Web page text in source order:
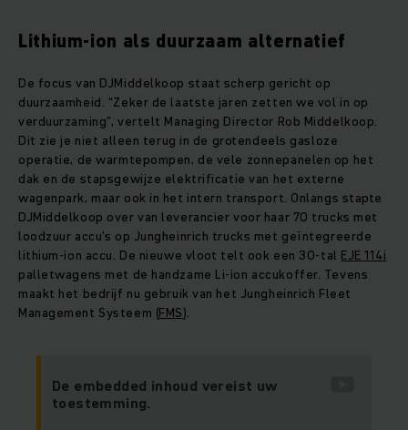
Lithium-ion als duurzaam alternatief
De focus van DJMiddelkoop staat scherp gericht op
duurzaamheid. “Zeker de laatste jaren zetten we vol in op
verduurzaming”, vertelt Managing Director Rob Middelkoop.
Dit zie je niet alleen terug in de grotendeels gasloze
operatie, de warmtepompen, de vele zonnepanelen op het
dak en de stapsgewijze elektrificatie van het externe
wagenpark, maar ook in het intern transport. Onlangs stapte
DJMiddelkoop over van leverancier voor haar 70 trucks met
loodzuur accu’s op Jungheinrich trucks met geïntegreerde
lithium-ion accu. De nieuwe vloot telt ook een 30-tal EJE 114i
palletwagens met de handzame Li-ion accukoffer. Tevens
maakt het bedrijf nu gebruik van het Jungheinrich Fleet
Management Systeem (FMS).
De embedded inhoud vereist uw
toestemming.